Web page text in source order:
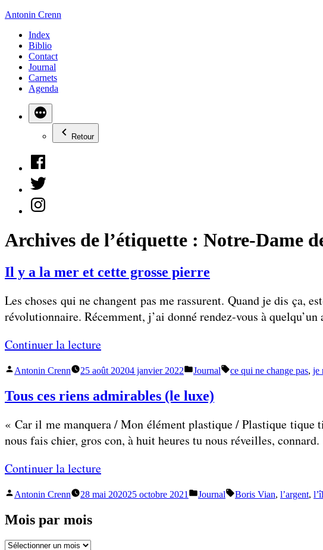
Aller
contenu
Antonin Crenn
Index
Biblio
Contact
Journal
Carnets
Agenda
Retour
Facebook
Twitter
Instagram
Archives de l’étiquette : Notre-Dame
Il y a la mer et cette grosse pierre
Les choses qui ne changent pas me rassurent. Quand je dis ça,
révolutionnaire. Récemment, j’ai donné rendez-vous à
Continuer la lecture«
I
l
y
a
l
m
e
r
Publié
Antonin Crenn 25 août 20204 janvier 2022
Publié
Journal Étiquettes :
ce qui ne change pas, je
Tous ces riens admirables (le luxe)
« Car il me manquera / Mon élément plastique / Plastique
nous fais chier, gros con, à huit heures tu nous réveilles,
Continuer la lecture«
T
Publié
Antonin Crenn 28 mai 202025 octobre 2021
Publié
Journal Étiquettes :
Boris Vian, l’argent,
Mois par mois
Mois